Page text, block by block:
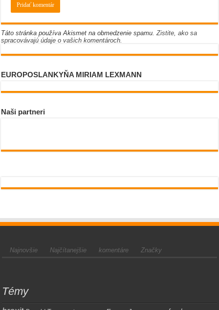
Táto stránka používa Akismet na obmedzenie spamu.Zistite, ako sa
spracovávajú údaje o vašich komentároch.
EUROPOSLANKYŇA MIRIAM LEXMANN
Naši partneri
Najnovšie Najčítanejšie komentáre Značky
Témy